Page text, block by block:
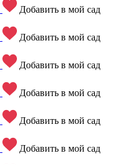
Добавить в мой сад
Добавить в мой сад
Добавить в мой сад
Добавить в мой сад
Добавить в мой сад
Добавить в мой сад